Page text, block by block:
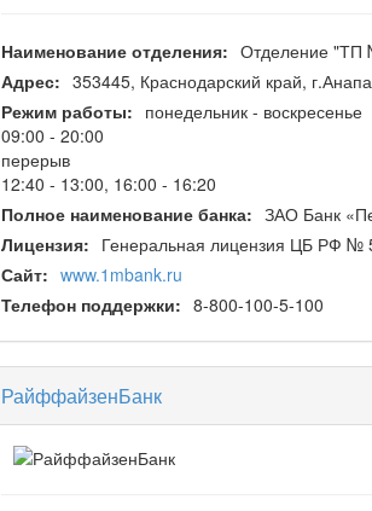
Наименование отделения: Отделение "ТП
Адрес: 353445, Краснодарский край,
Режим работы: понедельник - воскресенье
09:00 - 20:00
перерыв
12:40 - 13:00, 16:00 - 16:20
Полное наименование банка: ЗАО Банк
Лицензия: Генеральная лицензия ЦБ РФ №
Сайт: www.1mbank.ru
Телефон поддержки: 8-800-100-5-100
РайффайзенБанк